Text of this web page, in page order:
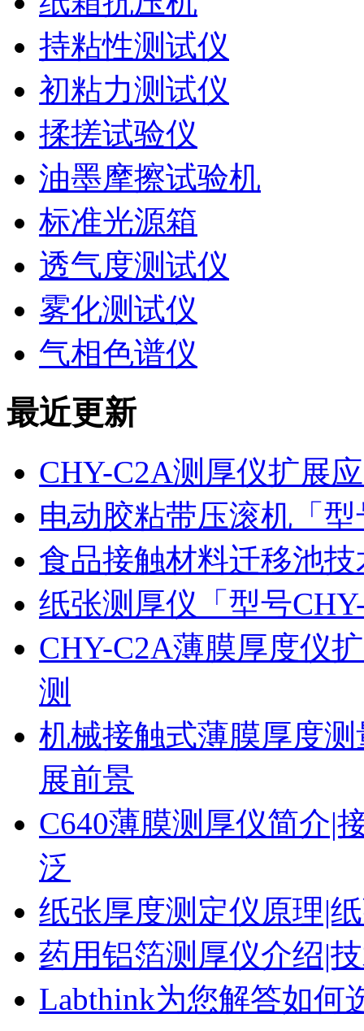
持粘性测试仪
初粘力测试仪
揉搓试验仪
油墨摩擦试验机
标准光源箱
透气度测试仪
雾化测试仪
气相色谱仪
最近更新
CHY-C2A测厚仪扩展
电动胶粘带压滚机「
食品接触材料迁移池
纸张测厚仪「型号
CHY-C2A薄膜厚度仪
测
机械接触式薄膜厚度
展前景
C640薄膜测厚仪简介|
泛
纸张厚度测定仪原理|
药用铝箔测厚仪介绍|
Labthink为您解答如何